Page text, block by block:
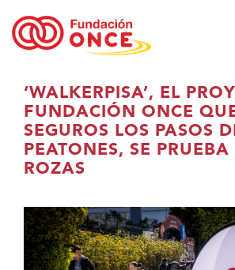
main
content
‘WALKERPISA’, EL
FUNDACIÓN ONCE
SEGUROS LOS PASOS
PEATONES, SE
ROZAS